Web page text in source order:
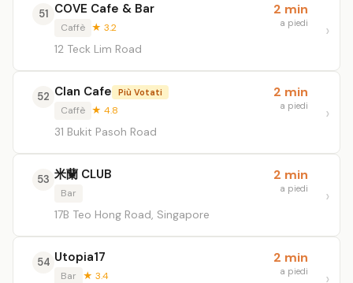
51 COVE Cafe & Bar
Caffè ★ 3.2
12 Teck Lim Road
2 min
a piedi
52 Clan Cafe Più Votati
Caffè ★ 4.8
31 Bukit Pasoh Road
2 min
a piedi
53 米蘭 CLUB
Bar
17B Teo Hong Road, Singapore
2 min
a piedi
54 Utopia17
Bar ★ 3.4
2 min
a piedi